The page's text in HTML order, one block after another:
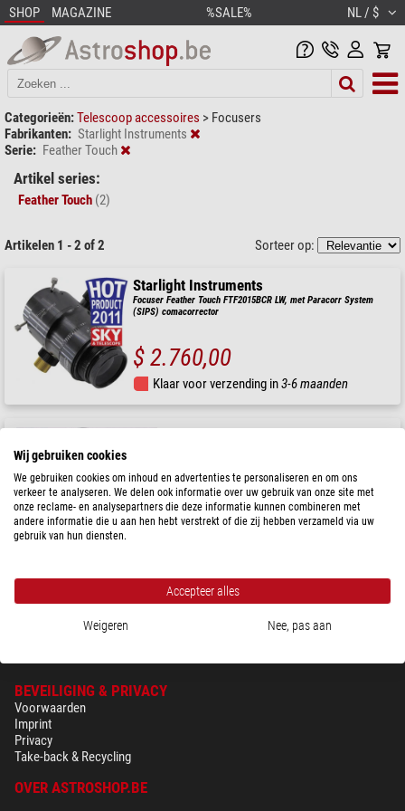
SHOP MAGAZINE %SALE% NL / $
Categorieën:Telescoop accessoires > Focusers
Fabrikanten: Starlight Instruments
Serie: Feather Touch
Artikel series:
Feather Touch (2)
Artikelen 1 - 2 of 2 Sorteer op:
Starlight Instruments
Focuser Feather Touch FTF2015BCR LW, met Paracorr System
(SIPS) comacorrector
$ 2.760,00
Klaar voor verzending in3-6 maanden
Aanbevolen prijs: $ 92,00
Onze prijs:
BEVEILIGING & PRIVACY
Voorwaarden
Imprint
Privacy
Take-back & Recycling
OVER ASTROSHOP.BE
Wij gebruiken cookies
We gebruiken cookies om inhoud en advertenties te personaliseren en om ons
verkeer te analyseren. We delen ook informatie over uw gebruik van onze site met
onze reclame- en analysepartners die deze informatie kunnen combineren met
andere informatie die u aan hen hebt verstrekt of die zij hebben verzameld via uw
gebruik van hun diensten.
Accepteer alles
Weigeren Nee, pas aan